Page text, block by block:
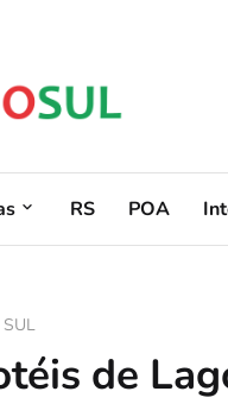
RS POA
de